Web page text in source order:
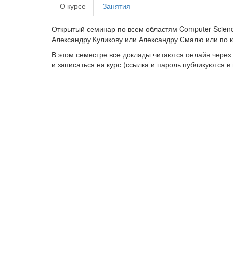
О курсе Занятия
Открытый семинар по всем областям Computer
Александру Куликову или Александру Смалю или по
В этом семестре все доклады читаются онлайн
и записаться на курс (ссылка и пароль публикуются